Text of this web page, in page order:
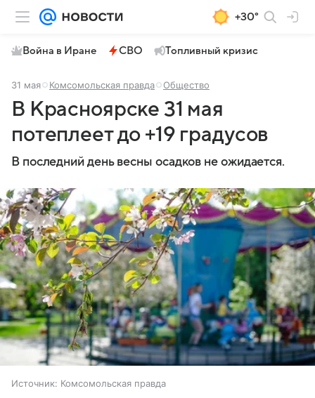
+30°
Война в Иране СВО Топливный кризис
31 мая Комсомольская правда Общество
В Красноярске 31 мая
потеплеет до +19 градусов
В последний день весны осадков не ожидается.
Источник: Комсомольская правда